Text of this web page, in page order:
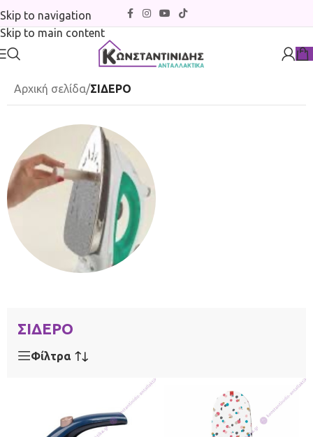
Skip to navigation
Skip to main content
Αρχική σελίδα/ΣΙΔΕΡΟ
ΑΤΜΟΣΥΣΤΗΜΑΤΑ
ΣΙΔΕΡΟ
Φίλτρα